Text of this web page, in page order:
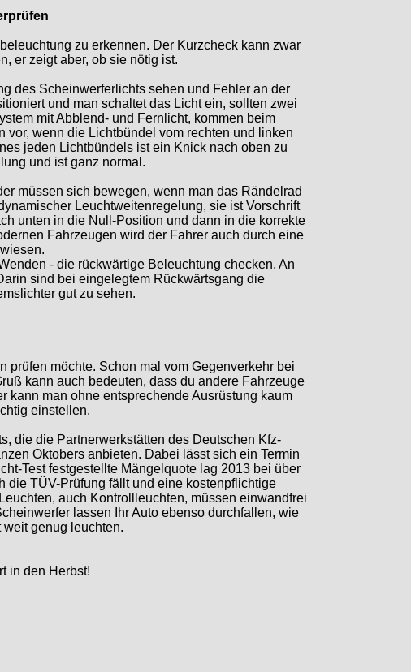
zu erkennen. Der Kurzcheck kann zwar
er zeigt aber, ob sie nötig ist.
des Scheinwerferlichts sehen und Fehler an der
und man schaltet das Licht ein, sollten zwei
mit Abblend- und Fernlicht, kommen beim
wenn die Lichtbündel vom rechten und linken
jeden Lichtbündels ist ein Knick nach oben zu
und ist ganz normal.
müssen sich bewegen, wenn man das Rändelrad
Leuchtweitenregelung, sie ist Vorschrift
unten in die Null-Position und dann in die korrekte
Fahrzeugen wird der Fahrer auch durch eine
- die rückwärtige Beleuchtung checken. An
sind bei eingelegtem Rückwärtsgang die
gut zu sehen.
möchte. Schon mal vom Gegenverkehr bei
kann auch bedeuten, dass du andere Fahrzeuge
man ohne entsprechende Ausrüstung kaum
einstellen.
die die Partnerwerkstätten des Deutschen Kfz-
Oktobers anbieten. Dabei lässt sich ein Termin
Test festgestellte Mängelquote lag 2013 bei über
die TÜV-Prüfung fällt und eine kostenpflichtige
auch Kontrollleuchten, müssen einwandfrei
lassen Ihr Auto ebenso durchfallen, wie
genug leuchten.
in den Herbst!